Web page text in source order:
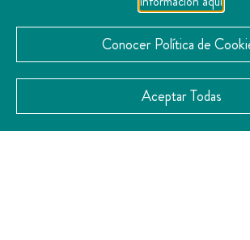
Conocer Política de
Aceptar Todas